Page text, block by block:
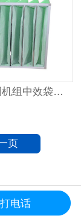
组合式空调机组中效袋式过滤器更换时间
页
电话